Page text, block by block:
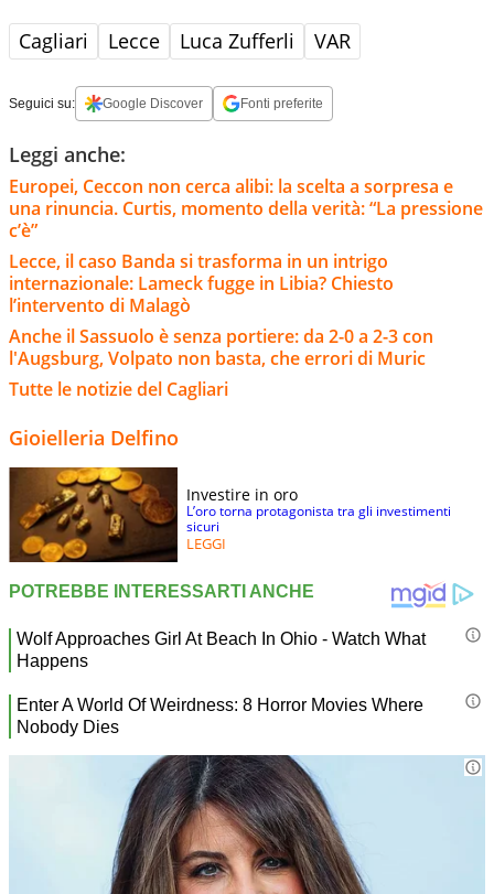
Cagliari Lecce Luca Zufferli VAR
Seguici su: Google Discover Fonti preferite
Leggi anche:
Europei, Ceccon non cerca alibi: la scelta a sorpresa e
una rinuncia. Curtis, momento della verità: “La pressione
c’è”
Lecce, il caso Banda si trasforma in un intrigo
internazionale: Lameck fugge in Libia? Chiesto
l’intervento di Malagò
Anche il Sassuolo è senza portiere: da 2-0 a 2-3 con
l'Augsburg, Volpato non basta, che errori di Muric
Tutte le notizie del Cagliari
Gioielleria Delfino
Investire in oro
L’oro torna protagonista tra gli investimenti
sicuri
LEGGI